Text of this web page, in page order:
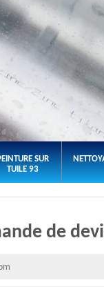
SUR
TUILE 93
de